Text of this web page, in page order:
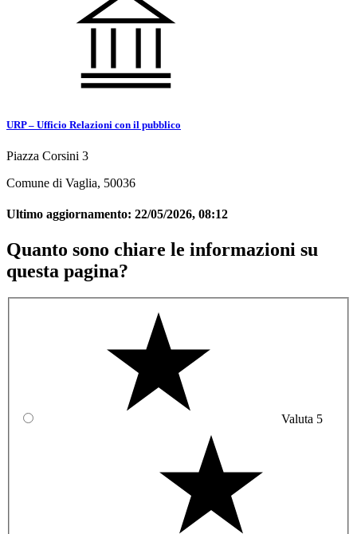
URP – Ufficio Relazioni con il pubblico
Piazza Corsini 3
Comune di Vaglia, 50036
Ultimo aggiornamento: 22/05/2026, 08:12
Quanto sono chiare le informazioni su
questa pagina?
Valuta 5